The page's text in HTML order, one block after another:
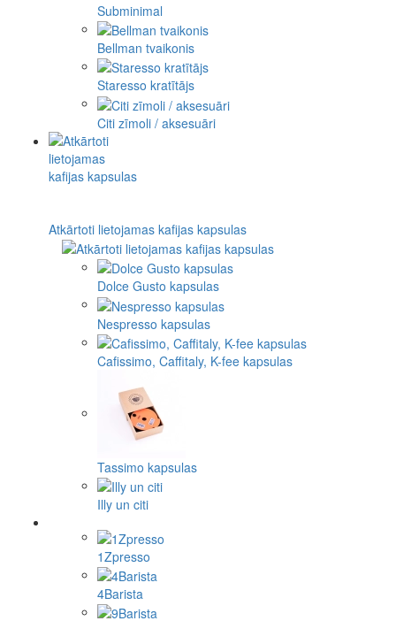
Subminimal
Bellman tvaikonis
Staresso kratītājs
Citi zīmoli / aksesuāri
Atkārtoti lietojamas kafijas kapsulas
Dolce Gusto kapsulas
Nespresso kapsulas
Cafissimo, Caffitaly, K-fee kapsulas
Tassimo kapsulas
Illy un citi
1Zpresso
4Barista